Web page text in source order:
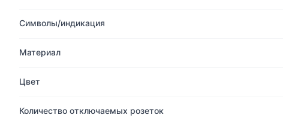
Символы/индикация
Материал
Цвет
Количество отключаемых розеток